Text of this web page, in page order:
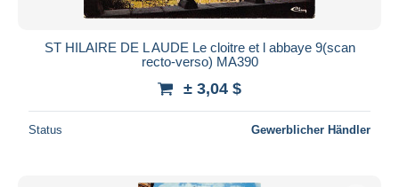
ST HILAIRE DE L AUDE Le cloitre et l abbaye 9(scan
recto-verso) MA390
± 3,04 $
Status Gewerblicher Händler